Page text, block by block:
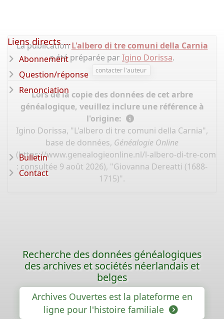
La publicationL'albero di tre comuni della Carnia
a été préparée parIgino Dorissa.
contacter l'auteur
Lors de la copie des données de cet arbre
généalogique, veuillez inclure une référence à
l'origine:
Igino Dorissa, "L'albero di tre comuni della Carnia",
base de données, Généalogie Online
(https://www.genealogieonline.nl/l-albero-di-tre-
: consultée 9 août 2026), "Giovanna Dereatti (1688-
1715)".
Liens directs ...
Abonnement
Question/réponse
Renonciation
Bulletin
Contact
Recherche des données généalogiques
des archives et sociétés néerlandais et
belges
Archives Ouvertes est la plateforme en
ligne pour l'histoire familiale